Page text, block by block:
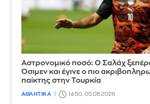
Αστρονομικό ποσό: Ο Σαλάχ
Όσιμεν και έγινε ο πιο
παίκτης στην Τουρκία
ΑΘΛΗΤΙΚΑ 14:50, 05.08.2026